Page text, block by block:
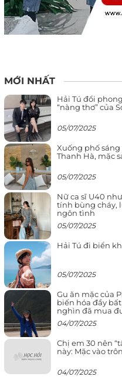
MỚI NHẤT
Hải Tú đổi
“nàng thơ” của
05/07/2025
Xuống phố sáng
Thanh Hà, mặc
05/07/2025
Nữ ca sĩ U40
tính bùng cháy,
ngôn tình
05/07/2025
Hải Tú đi biển
05/07/2025
Gu ăn mặc của
biến hóa đầy
nghìn đã mua
04/07/2025
Chị em 30 nên
này: Mặc vào
04/07/2025